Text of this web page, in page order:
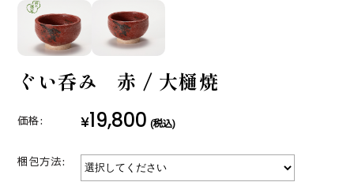
ぐい呑み 赤 / 大樋焼
価格: ¥19,800 (税込)
梱包方法: